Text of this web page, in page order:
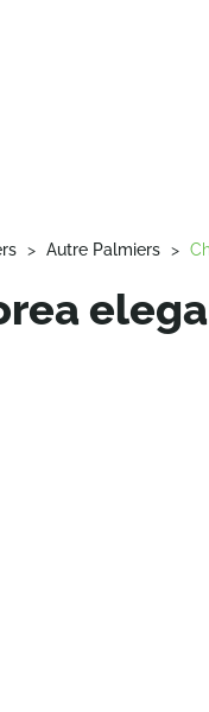
> Autre Palmiers >